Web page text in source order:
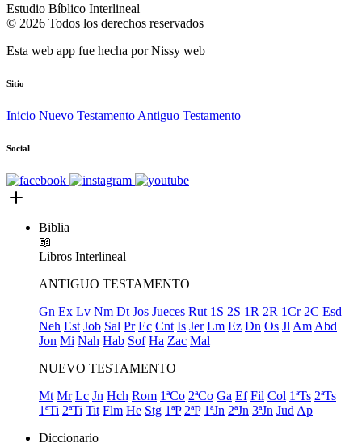
Estudio Bíblico Interlineal
© 2026 Todos los derechos reservados
Esta web app fue hecha porNissy web
Sitio
Inicio Nuevo Testamento Antiguo Testamento
Social
Biblia
📖
Libros Interlineal
ANTIGUO TESTAMENTO
Gn Ex Lv Nm Dt Jos Jueces Rut 1S 2S 1R 2R 1Cr 2C Esd
Neh Est Job Sal Pr Ec Cnt Is Jer Lm Ez Dn Os Jl Am Abd
Jon Mi Nah Hab Sof Ha Zac Mal
NUEVO TESTAMENTO
Mt Mr Lc Jn Hch Rom 1ªCo 2ªCo Ga Ef Fil Col 1ªTs 2ªTs
1ªTi 2ªTi Tit Flm He Stg 1ªP 2ªP 1ªJn 2ªJn 3ªJn Jud Ap
Diccionario